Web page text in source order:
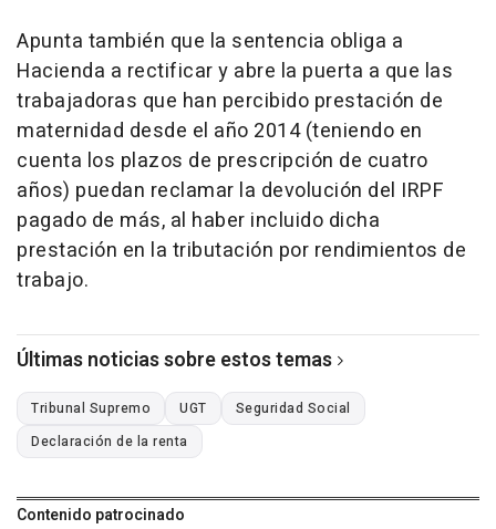
Apunta también que la sentencia obliga a
Hacienda a rectificar y abre la puerta a que las
trabajadoras que han percibido prestación de
maternidad desde el año 2014 (teniendo en
cuenta los plazos de prescripción de cuatro
años) puedan reclamar la devolución del IRPF
pagado de más, al haber incluido dicha
prestación en la tributación por rendimientos de
trabajo.
Últimas noticias sobre estos temas
Tribunal Supremo UGT
Seguridad Social
Declaración de la renta
Contenido patrocinado